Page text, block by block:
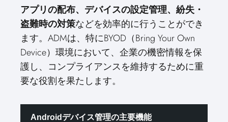
アプリの配布、デバイスの設定管理、紛失・
盗難時の対策などを効率的に行うことができ
ます。ADMは、特にBYOD（Bring Your Own
Device）環境において、企業の機密情報を保
護し、コンプライアンスを維持するために重
要な役割を果たします。
Androidデバイス管理の主要機能